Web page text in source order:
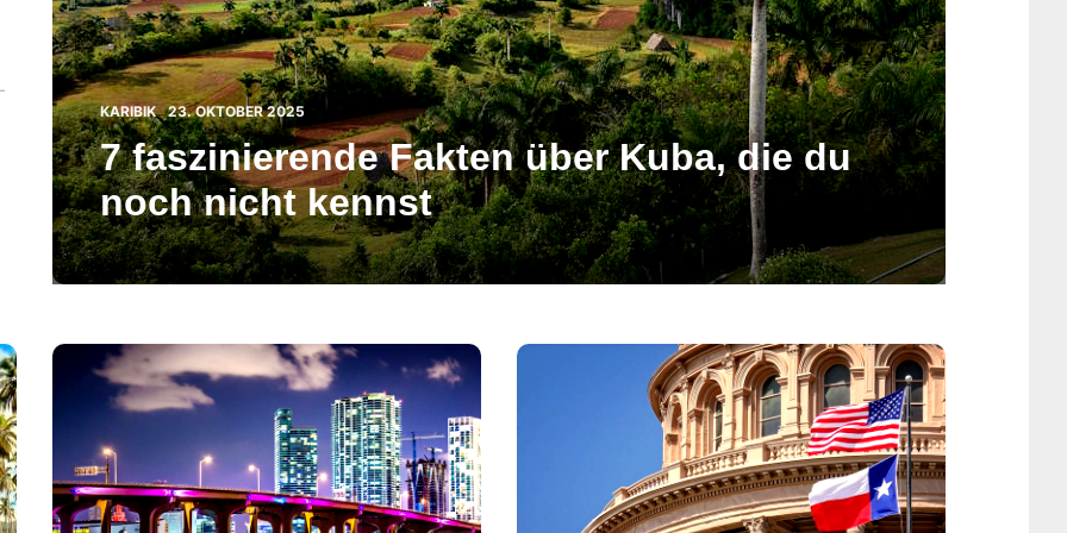
CATEGORIES
KARIBIK POSTED
ON
23. OKTOBER 2025
7 faszinierende Fakten über Kuba, die du
noch nicht kennst